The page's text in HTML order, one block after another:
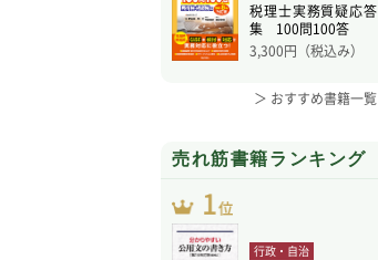
税理士実務質疑応答
集 100問100答
3,300円（税込み）
＞ おすすめ書籍一覧
売れ筋書籍ランキング
行政・自治